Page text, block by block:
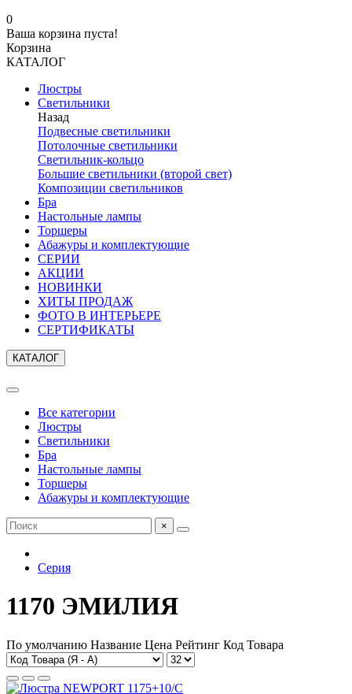
0
Ваша корзина пуста!
Корзина
КАТАЛОГ
Люстры
Светильники
Назад
Подвесные светильники
Потолочные светильники
Светильник-кольцо
Большие светильники (второй свет)
Композиции светильников
Бра
Настольные лампы
Торшеры
Абажуры и комплектующие
СЕРИИ
АКЦИИ
НОВИНКИ
ХИТЫ ПРОДАЖ
ФОТО В ИНТЕРЬЕРЕ
СЕРТИФИКАТЫ
КАТАЛОГ
Все категории
Люстры
Светильники
Бра
Настольные лампы
Торшеры
Абажуры и комплектующие
×
Серия
1170 ЭМИЛИЯ
По умолчанию Название Цена Рейтинг Код Товара